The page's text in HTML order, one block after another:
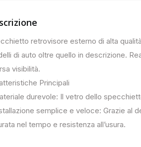
retrovisore esterno di alta
di auto oltre quello in descrizione.
visibilità.
Principali
durevole: Il vetro dello
semplice e veloce: Grazie al
nel tempo e resistenza all’usura.